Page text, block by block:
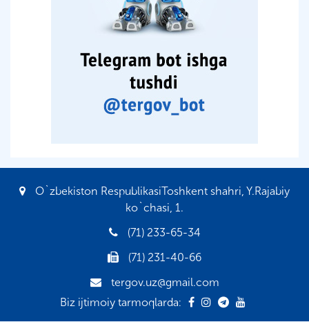
O`zbekiston RespublikasiToshkent shahri, Y.Rajabiy
ko`chasi, 1.
(71) 233-65-34
(71) 231-40-66
tergov.uz@gmail.com
Biz ijtimoiy tarmoqlarda: